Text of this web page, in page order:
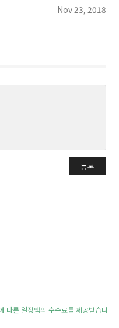
Nov 23, 2018
등록
따른 일정액의 수수료를 제공받습니